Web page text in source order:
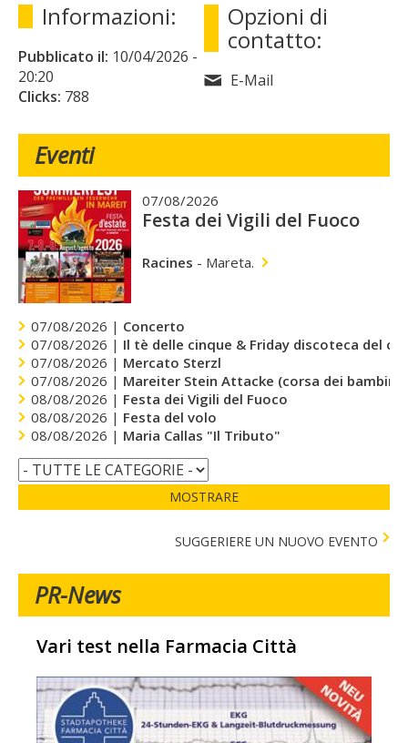
Informazioni:
Pubblicato il: 10/04/2026 -
20:20
Clicks: 788
Opzioni di
contatto:
E-Mail
Eventi
07/08/2026
Festa dei Vigili del Fuoco
Racines - Mareta.
07/08/2026 | Concerto
07/08/2026 | Il tè delle cinque & Friday discoteca del
07/08/2026 | Mercato Sterzl
07/08/2026 | Mareiter Stein Attacke (corsa dei bambini)
08/08/2026 | Festa dei Vigili del Fuoco
08/08/2026 | Festa del volo
08/08/2026 | Maria Callas "Il Tributo"
MOSTRARE
SUGGERIERE UN NUOVO EVENTO
PR-News
Vari test nella Farmacia Città